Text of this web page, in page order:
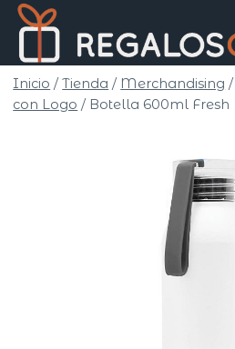
Saltar
contenido
Inicio / Tienda / Merchandising /
con Logo / Botella 600ml Fresh